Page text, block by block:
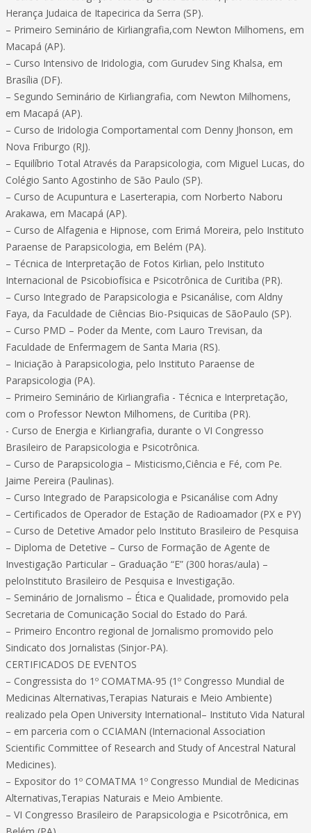
Herança Judaica de Itapecirica da Serra (SP).
– Primeiro Seminário de Kirliangrafia,com Newton Milhomens, em
Macapá (AP).
– Curso Intensivo de Iridologia, com Gurudev Sing Khalsa, em
Brasília (DF).
– Segundo Seminário de Kirliangrafia, com Newton Milhomens,
em Macapá (AP).
– Curso de Iridologia Comportamental com Denny Jhonson, em
Nova Friburgo (RJ).
– Equilíbrio Total Através da Parapsicologia, com Miguel Lucas, do
Colégio Santo Agostinho de São Paulo (SP).
– Curso de Acupuntura e Laserterapia, com Norberto Naboru
Arakawa, em Macapá (AP).
– Curso de Alfagenia e Hipnose, com Erimá Moreira, pelo Instituto
Paraense de Parapsicologia, em Belém (PA).
– Técnica de Interpretação de Fotos Kirlian, pelo Instituto
Internacional de Psicobiofísica e Psicotrônica de Curitiba (PR).
– Curso Integrado de Parapsicologia e Psicanálise, com Aldny
Faya, da Faculdade de Ciências Bio-Psiquicas de SãoPaulo (SP).
– Curso PMD – Poder da Mente, com Lauro Trevisan, da
Faculdade de Enfermagem de Santa Maria (RS).
– Iniciação à Parapsicologia, pelo Instituto Paraense de
Parapsicologia (PA).
– Primeiro Seminário de Kirliangrafia - Técnica e Interpretação,
com o Professor Newton Milhomens, de Curitiba (PR).
- Curso de Energia e Kirliangrafia, durante o VI Congresso
Brasileiro de Parapsicologia e Psicotrônica.
– Curso de Parapsicologia – Misticismo,Ciência e Fé, com Pe.
Jaime Pereira (Paulinas).
– Curso Integrado de Parapsicologia e Psicanálise com Adny
– Certificados de Operador de Estação de Radioamador (PX e PY)
– Curso de Detetive Amador pelo Instituto Brasileiro de Pesquisa
– Diploma de Detetive – Curso de Formação de Agente de
Investigação Particular – Graduação “E” (300 horas/aula) –
peloInstituto Brasileiro de Pesquisa e Investigação.
– Seminário de Jornalismo – Ética e Qualidade, promovido pela
Secretaria de Comunicação Social do Estado do Pará.
– Primeiro Encontro regional de Jornalismo promovido pelo
Sindicato dos Jornalistas (Sinjor-PA).
CERTIFICADOS DE EVENTOS
– Congressista do 1º COMATMA-95 (1º Congresso Mundial de
Medicinas Alternativas,Terapias Naturais e Meio Ambiente)
realizado pela Open University International– Instituto Vida Natural
– em parceria com o CCIAMAN (Internacional Association
Scientific Committee of Research and Study of Ancestral Natural
Medicines).
– Expositor do 1º COMATMA 1º Congresso Mundial de Medicinas
Alternativas,Terapias Naturais e Meio Ambiente.
– VI Congresso Brasileiro de Parapsicologia e Psicotrônica, em